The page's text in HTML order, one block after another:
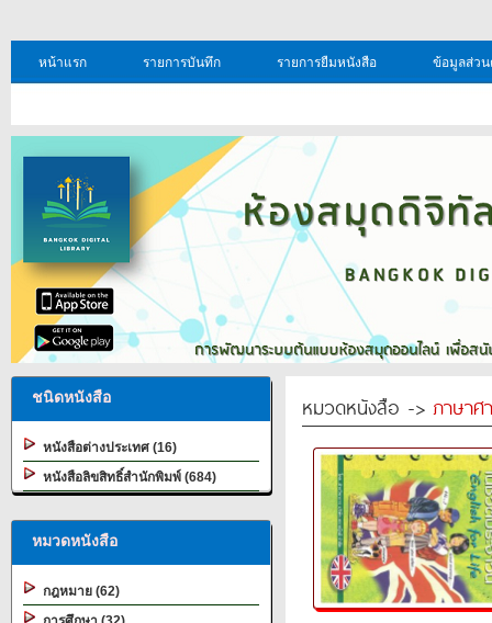
หน้าแรก รายการบันทึก รายการยืมหนังสือ ข้อมูลส่ว
ชนิดหนังสือ
หนังสือต่างประเทศ (16)
หนังสือลิขสิทธิ์สำนักพิมพ์ (684)
หมวดหนังสือ
กฎหมาย (62)
หมวดหนังสือ -> ภาษาศ